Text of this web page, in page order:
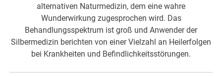
alternativen Naturmedizin, dem eine wahre
Wunderwirkung zugesprochen wird. Das
Behandlungsspektrum ist groß und Anwender der
Silbermedizin berichten von einer Vielzahl an Heilerfolgen
bei Krankheiten und Befindlichkeitsstörungen.